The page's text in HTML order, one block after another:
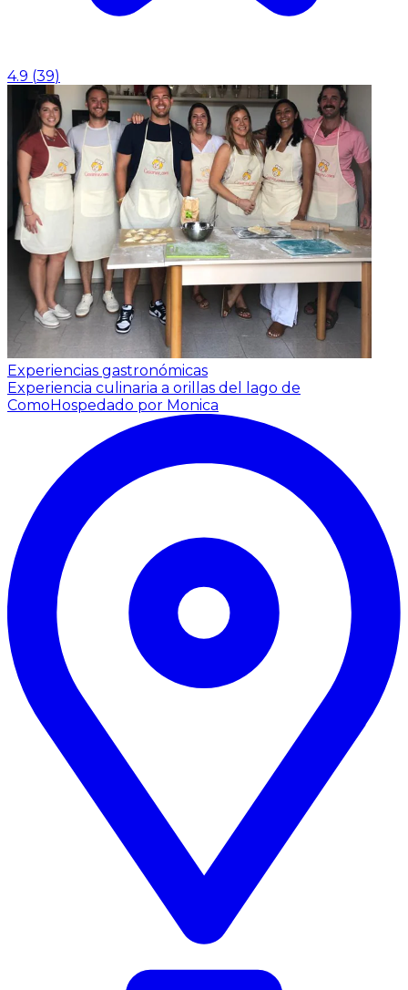
4.9 (39)
Experiencias gastronómicas
Experiencia culinaria a orillas del lago de
ComoHospedado por Monica